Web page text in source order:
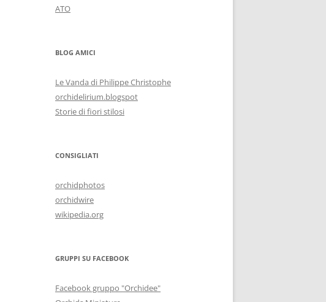
ATO
BLOG AMICI
Le Vanda di Philippe Christophe
orchidelirium.blogspot
Storie di fiori stilosi
CONSIGLIATI
orchidphotos
orchidwire
wikipedia.org
GRUPPI SU FACEBOOK
Facebook gruppo "Orchidee"